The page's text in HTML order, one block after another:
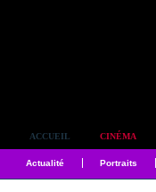
ACCUEIL CINÉMA
Actualité Portraits